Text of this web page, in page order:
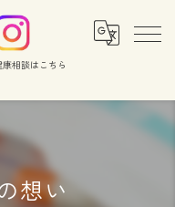
康相談はこちら
想い